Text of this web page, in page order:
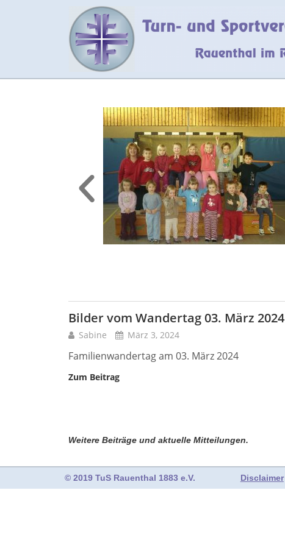
Bilder vom Wandertag 03. März 2024
Sabine März 3, 2024
Familienwandertag am 03. März 2024
Zum Beitrag
Weitere Beiträge und aktuelle Mitteilungen.
© 2019 TuS Rauenthal 1883 e.V. Disclaimer